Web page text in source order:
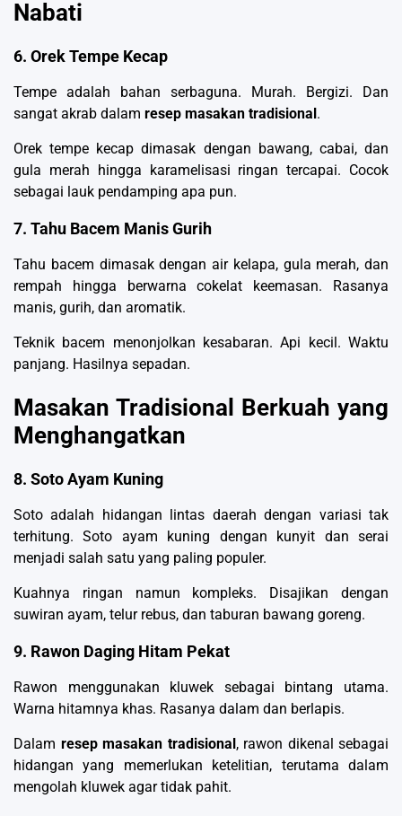
Nabati
6. Orek Tempe Kecap
Tempe adalah bahan serbaguna. Murah. Bergizi. Dan
sangat akrab dalam resep masakan tradisional.
Orek tempe kecap dimasak dengan bawang, cabai, dan
gula merah hingga karamelisasi ringan tercapai. Cocok
sebagai lauk pendamping apa pun.
7. Tahu Bacem Manis Gurih
Tahu bacem dimasak dengan air kelapa, gula merah, dan
rempah hingga berwarna cokelat keemasan. Rasanya
manis, gurih, dan aromatik.
Teknik bacem menonjolkan kesabaran. Api kecil. Waktu
panjang. Hasilnya sepadan.
Masakan Tradisional Berkuah yang
Menghangatkan
8. Soto Ayam Kuning
Soto adalah hidangan lintas daerah dengan variasi tak
terhitung. Soto ayam kuning dengan kunyit dan serai
menjadi salah satu yang paling populer.
Kuahnya ringan namun kompleks. Disajikan dengan
suwiran ayam, telur rebus, dan taburan bawang goreng.
9. Rawon Daging Hitam Pekat
Rawon menggunakan kluwek sebagai bintang utama.
Warna hitamnya khas. Rasanya dalam dan berlapis.
Dalam resep masakan tradisional, rawon dikenal sebagai
hidangan yang memerlukan ketelitian, terutama dalam
mengolah kluwek agar tidak pahit.